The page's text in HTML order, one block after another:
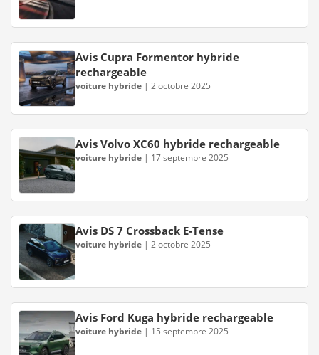
Avis Cupra Formentor hybride
rechargeable
voiture hybride | 2 octobre 2025
Avis Volvo XC60 hybride rechargeable
voiture hybride | 17 septembre 2025
Avis DS 7 Crossback E-Tense
voiture hybride | 2 octobre 2025
Avis Ford Kuga hybride rechargeable
voiture hybride | 15 septembre 2025